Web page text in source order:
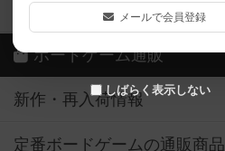
メールで会員登録
しばらく表示しない
ボドゲーマご利用案内
ボードゲーム通販
新作・再入荷情報
定番ボードゲームの通販商品